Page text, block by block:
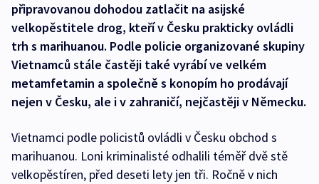
připravovanou dohodou zatlačit na asijské
velkopěstitele drog, kteří v Česku prakticky ovládli
trh s marihuanou. Podle policie organizované skupiny
Vietnamců stále častěji také vyrábí ve velkém
metamfetamin a společně s konopím ho prodávají
nejen v Česku, ale i v zahraničí, nejčastěji v Německu.
Vietnamci podle policistů ovládli v Česku obchod s
marihuanou. Loni kriminalisté odhalili téměř dvě stě
velkopěstíren, před deseti lety jen tři. Ročně v nich